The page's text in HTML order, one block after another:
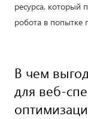
ресурса, который
робота в
В чем
для веб-